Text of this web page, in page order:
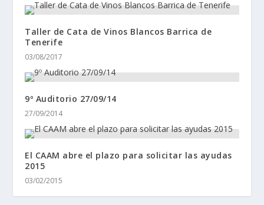
Taller de Cata de Vinos Blancos Barrica de
Tenerife
03/08/2017
9º Auditorio 27/09/14
27/09/2014
El CAAM abre el plazo para solicitar las ayudas
2015
03/02/2015